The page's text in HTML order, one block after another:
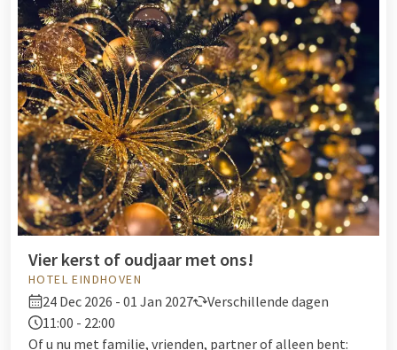
Vier kerst of oudjaar met ons!
HOTEL EINDHOVEN
24 Dec 2026 - 01 Jan 2027
Verschillende dagen
11:00 - 22:00
Of u nu met familie, vrienden, partner of alleen bent: